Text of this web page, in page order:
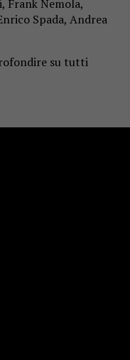
Frank Nemola,
Spada, Andrea
su tutti